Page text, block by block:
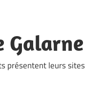
Galarne
présentent leurs sites